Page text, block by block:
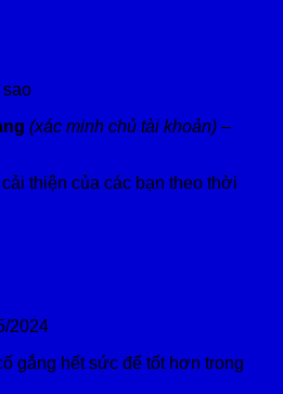
sao
(xác minh chủ tài khoản) –
thiện của các bạn theo thời
2024
gắng hết sức để tốt hơn trong